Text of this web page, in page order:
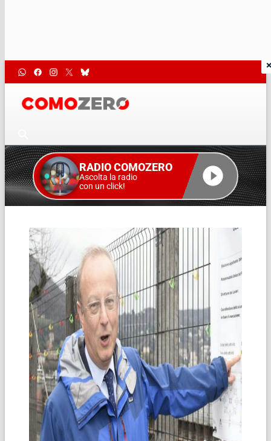
RADIO COMOZERO
Ascolta la radio
con un click!